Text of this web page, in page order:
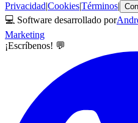
Privacidad|Cookies|Términos|
💻 Software desarrollado por
Marketing
¡Escríbenos! 💬